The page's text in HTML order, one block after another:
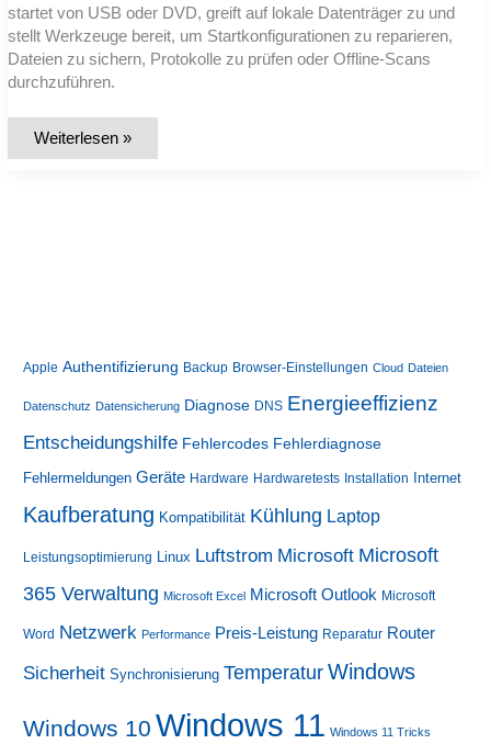
startet von USB oder DVD, greift auf lokale Datenträger zu und
stellt Werkzeuge bereit, um Startkonfigurationen zu reparieren,
Dateien zu sichern, Protokolle zu prüfen oder Offline-Scans
durchzuführen.
Wie
Weiterlesen »
Apple Authentifizierung Backup Browser-Einstellungen Cloud Dateien
Datenschutz Datensicherung Diagnose DNS Energieeffizienz
Entscheidungshilfe Fehlercodes Fehlerdiagnose
Fehlermeldungen Geräte Hardware Hardwaretests Installation Internet
Kaufberatung Kompatibilität Kühlung Laptop
Leistungsoptimierung Linux Luftstrom Microsoft Microsoft
365 Verwaltung Microsoft Excel Microsoft Outlook Microsoft
Word Netzwerk Performance Preis-Leistung Reparatur Router
Sicherheit Synchronisierung Temperatur Windows
Windows 10 Windows 11 Windows 11 Tricks